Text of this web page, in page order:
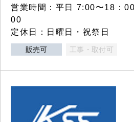
営業時間：平日 7:00〜18：
00
定休日：日曜日・祝祭日
販売可 工事・取付可